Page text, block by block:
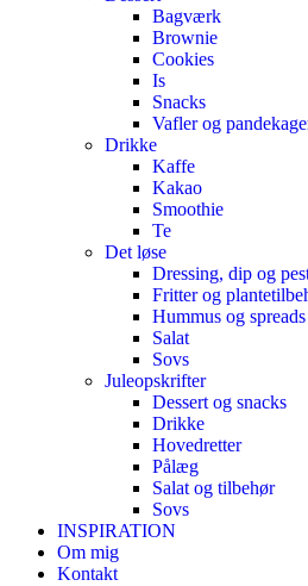
Bagværk
Brownie
Cookies
Is
Snacks
Vafler og
Drikke
Kaffe
Kakao
Smoothie
Te
Det løse
Dressing, dip og
Fritter og
Hummus og spreads
Salat
Sovs
Juleopskrifter
Dessert og snacks
Drikke
Hovedretter
Pålæg
Salat og tilbehør
Sovs
INSPIRATION
Om mig
Kontakt